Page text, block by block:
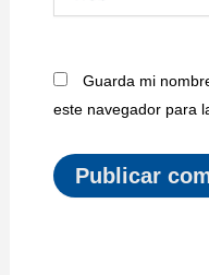
Guarda mi
este navegador para